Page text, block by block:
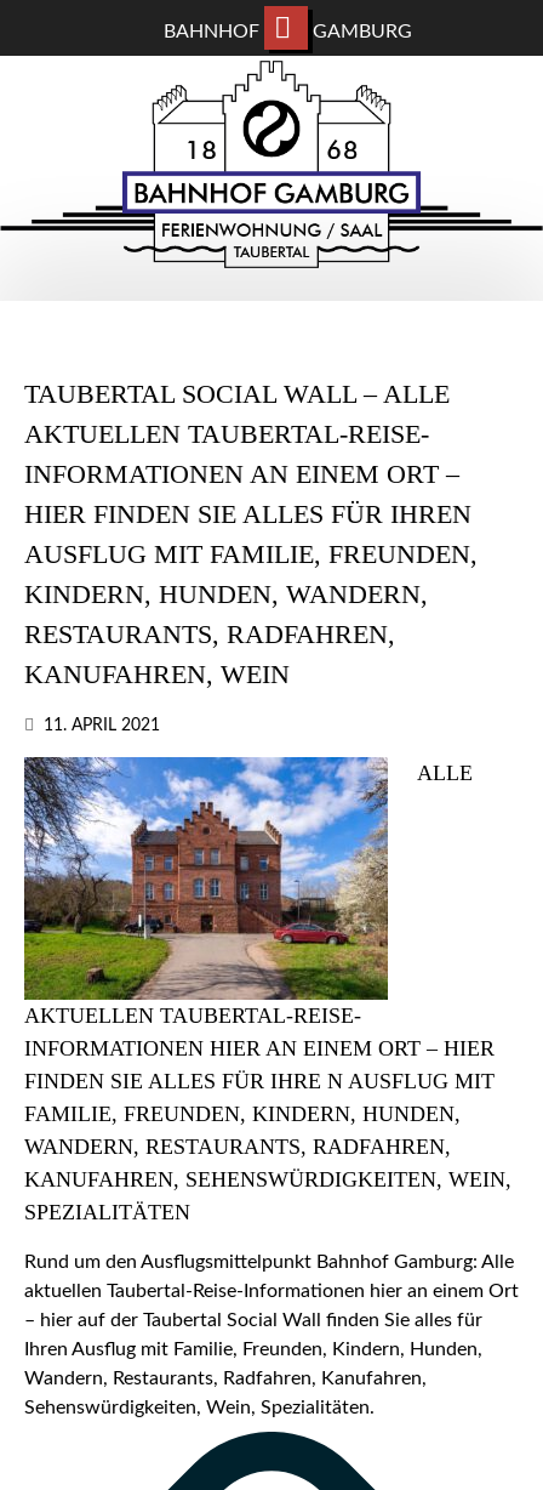
BAHNHOF GAMBURG
BAHNHOF GAMBURG
Ferienwohnung und Eventsaal im Taubertal
TAUBERTAL SOCIAL WALL – ALLE
AKTUELLEN TAUBERTAL-REISE-
INFORMATIONEN AN EINEM ORT –
HIER FINDEN SIE ALLES FÜR IHREN
AUSFLUG MIT FAMILIE, FREUNDEN,
KINDERN, HUNDEN, WANDERN,
RESTAURANTS, RADFAHREN,
KANUFAHREN, WEIN
11. APRIL 2021
ALLE
AKTUELLEN TAUBERTAL-REISE-
INFORMATIONEN HIER AN EINEM ORT – HIER
FINDEN SIE ALLES FÜR IHRE N AUSFLUG MIT
FAMILIE, FREUNDEN, KINDERN, HUNDEN,
WANDERN, RESTAURANTS, RADFAHREN,
KANUFAHREN, SEHENSWÜRDIGKEITEN, WEIN,
SPEZIALITÄTEN
Rund um den Ausflugsmittelpunkt Bahnhof Gamburg: Alle
aktuellen Taubertal-Reise-Informationen hier an einem Ort
– hier auf der Taubertal Social Wall finden Sie alles für
Ihren Ausflug mit Familie, Freunden, Kindern, Hunden,
Wandern, Restaurants, Radfahren, Kanufahren,
Sehenswürdigkeiten, Wein, Spezialitäten.